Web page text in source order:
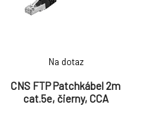
PRODUKTU Kategória 6A: (TIA)
CNS FTP Patchkábel 2m
cat.5e, čierny, CCA
Na dotaz